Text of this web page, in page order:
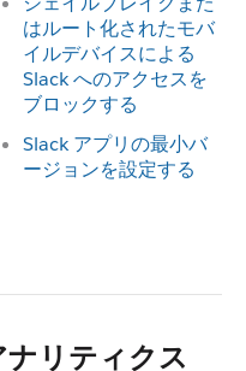
はルート化されたモバ
イルデバイスによる
Slack へのアクセスを
ブロックする
Slack アプリの最小バ
ージョンを設定する
リティクス